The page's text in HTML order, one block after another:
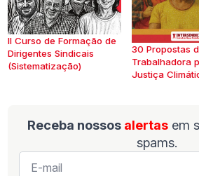
II Curso de Formação de
Dirigentes Sindicais
(Sistematização)
30 Propostas
Trabalhadora
Justiça
Receba nossos alertas em
spams.
E-
mail